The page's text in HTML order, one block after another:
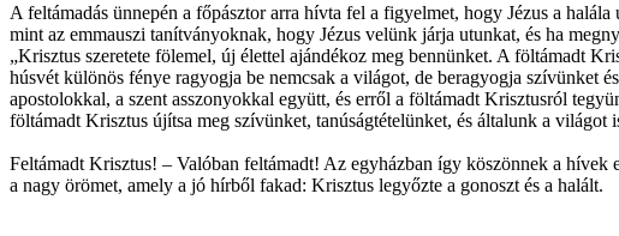
A feltámadás ünnepén a főpásztor arra hívta fel a figyelmet, hogy Jézus a
mint az emmauszi tanítványoknak, hogy Jézus velünk járja utunkat, és ha
„Krisztus szeretete fölemel, új élettel ajándékoz meg bennünket. A föltámadt
húsvét különös fénye ragyogja be nemcsak a világot, de beragyogja szívünket
apostolokkal, a szent asszonyokkal együtt, és erről a föltámadt Krisztusról
föltámadt Krisztus újítsa meg szívünket, tanúságtételünket, és általunk a világot
Feltámadt Krisztus! – Valóban feltámadt! Az egyházban így köszönnek a hívek
a nagy örömet, amely a jó hírből fakad: Krisztus legyőzte a gonoszt és a halált.